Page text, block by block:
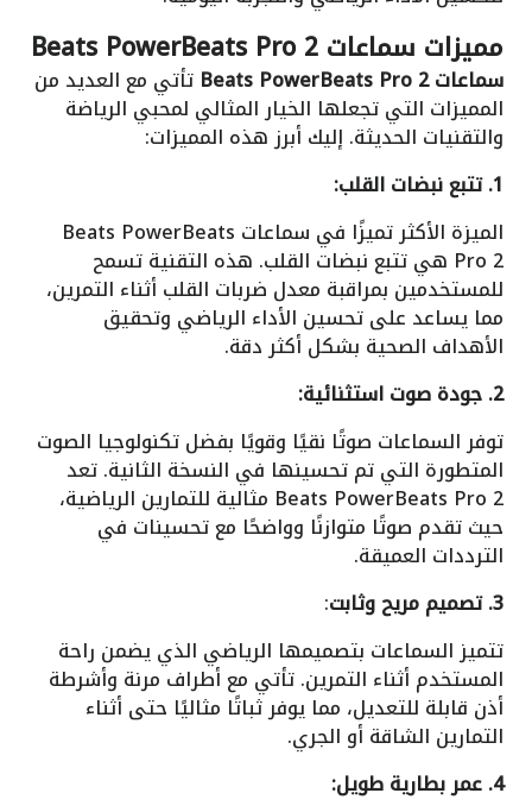
مميزات سماعات Beats PowerBeats Pro 2
سماعات Beats PowerBeats Pro 2 تأتي مع العديد من
المميزات التي تجعلها الخيار المثالي لمحبي الرياضة
والتقنيات الحديثة. إليك أبرز هذه المميزات:
1. تتبع نبضات القلب:
الميزة الأكثر تميزًا في سماعات Beats PowerBeats
Pro 2 هي تتبع نبضات القلب. هذه التقنية تسمح
للمستخدمين بمراقبة معدل ضربات القلب أثناء التمرين،
مما يساعد على تحسين الأداء الرياضي وتحقيق
الأهداف الصحية بشكل أكثر دقة.
2. جودة صوت استثنائية:
توفر السماعات صوتًا نقيًا وقويًا بفضل تكنولوجيا الصوت
المتطورة التي تم تحسينها في النسخة الثانية. تعد
Beats PowerBeats Pro 2 مثالية للتمارين الرياضية،
حيث تقدم صوتًا متوازنًا وواضحًا مع تحسينات في
الترددات العميقة.
3. تصميم مريح وثابت
:
تتميز السماعات بتصميمها الرياضي الذي يضمن راحة
المستخدم أثناء التمرين. تأتي مع أطراف مرنة وأشرطة
أذن قابلة للتعديل، مما يوفر ثباتًا مثاليًا حتى أثناء
التمارين الشاقة أو الجري.
4. عمر بطارية طويل: